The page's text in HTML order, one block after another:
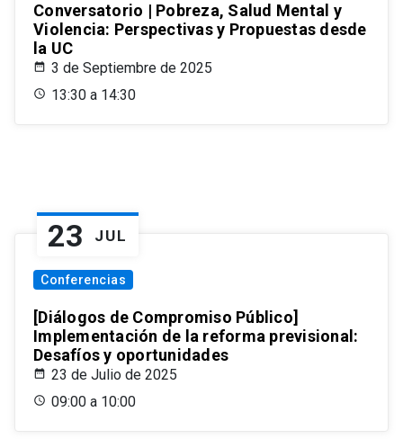
Conversatorio | Pobreza, Salud Mental y
Violencia: Perspectivas y Propuestas desde
la UC
3 de Septiembre de 2025
13:30 a 14:30
23 JUL
Conferencias
[Diálogos de Compromiso Público]
Implementación de la reforma previsional:
Desafíos y oportunidades
23 de Julio de 2025
09:00 a 10:00